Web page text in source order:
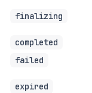
finalizing
completed
failed
expired